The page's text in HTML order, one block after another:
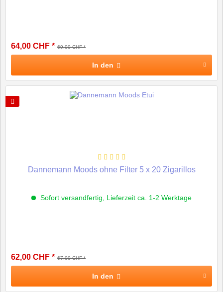
69,00 CHF *
64,00 CHF *
In den
Dannemann Moods ohne Filter 5 x 20 Zigarillos
Sofort versandfertig, Lieferzeit ca. 1-2 Werktage
67,00 CHF *
62,00 CHF *
In den